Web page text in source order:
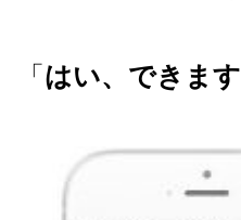
「 はい、できます